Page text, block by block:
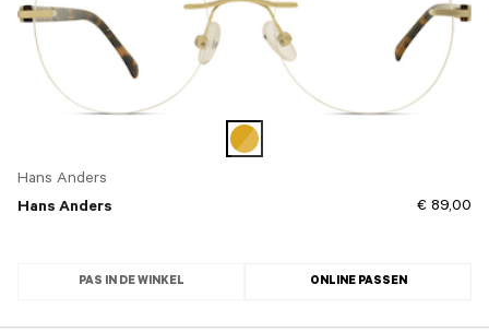
Hans Anders
Hans Anders
€ 89,00
PAS IN DE WINKEL ONLINE PASSEN